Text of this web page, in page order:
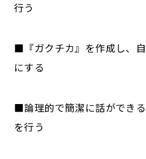
行う
■『ガクチカ』を作成し、
にする
■論理的で簡潔に話ができ
を行う